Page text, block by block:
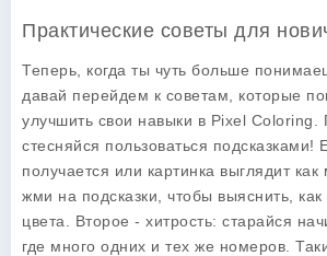
Практические советы для
Теперь, когда ты чуть больше
давай перейдем к советам, которые
улучшить свои навыки в Pixel Coloring
стесняйся пользоваться подсказками!
получается или картинка выглядит как
жми на подсказки, чтобы выяснить,
цвета. Второе - хитрость: старайся
где много одних и тех же номеров.